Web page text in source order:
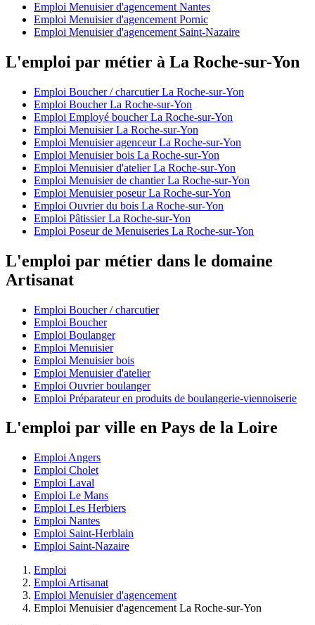
Emploi Menuisier d'agencement Nantes
Emploi Menuisier d'agencement Pornic
Emploi Menuisier d'agencement Saint-Nazaire
L'emploi par métier à La Roche-sur-Yon
Emploi Boucher / charcutier La Roche-sur-Yon
Emploi Boucher La Roche-sur-Yon
Emploi Employé boucher La Roche-sur-Yon
Emploi Menuisier La Roche-sur-Yon
Emploi Menuisier agenceur La Roche-sur-Yon
Emploi Menuisier bois La Roche-sur-Yon
Emploi Menuisier d'atelier La Roche-sur-Yon
Emploi Menuisier de chantier La Roche-sur-Yon
Emploi Menuisier poseur La Roche-sur-Yon
Emploi Ouvrier du bois La Roche-sur-Yon
Emploi Pâtissier La Roche-sur-Yon
Emploi Poseur de Menuiseries La Roche-sur-Yon
L'emploi par métier dans le domaine
Artisanat
Emploi Boucher / charcutier
Emploi Boucher
Emploi Boulanger
Emploi Menuisier
Emploi Menuisier bois
Emploi Menuisier d'atelier
Emploi Ouvrier boulanger
Emploi Préparateur en produits de boulangerie-viennoiserie
L'emploi par ville en Pays de la Loire
Emploi Angers
Emploi Cholet
Emploi Laval
Emploi Le Mans
Emploi Les Herbiers
Emploi Nantes
Emploi Saint-Herblain
Emploi Saint-Nazaire
Emploi
Emploi Artisanat
Emploi Menuisier d'agencement
Emploi Menuisier d'agencement La Roche-sur-Yon